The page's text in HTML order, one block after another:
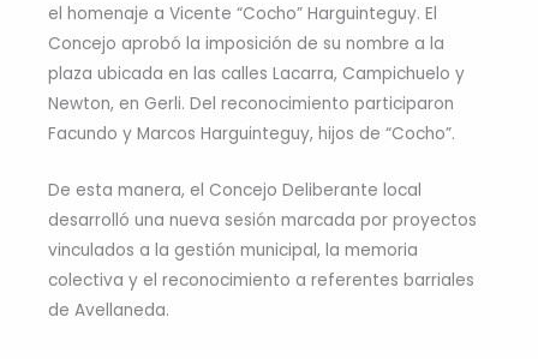
el homenaje a Vicente “Cocho” Harguinteguy. El
Concejo aprobó la imposición de su nombre a la
plaza ubicada en las calles Lacarra, Campichuelo y
Newton, en Gerli. Del reconocimiento participaron
Facundo y Marcos Harguinteguy, hijos de “Cocho”.
De esta manera, el Concejo Deliberante local
desarrolló una nueva sesión marcada por proyectos
vinculados a la gestión municipal, la memoria
colectiva y el reconocimiento a referentes barriales
de Avellaneda.